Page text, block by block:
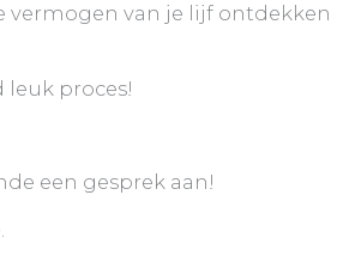
vermogen van je lijf ontdekken
leuk proces!
een gesprek aan!